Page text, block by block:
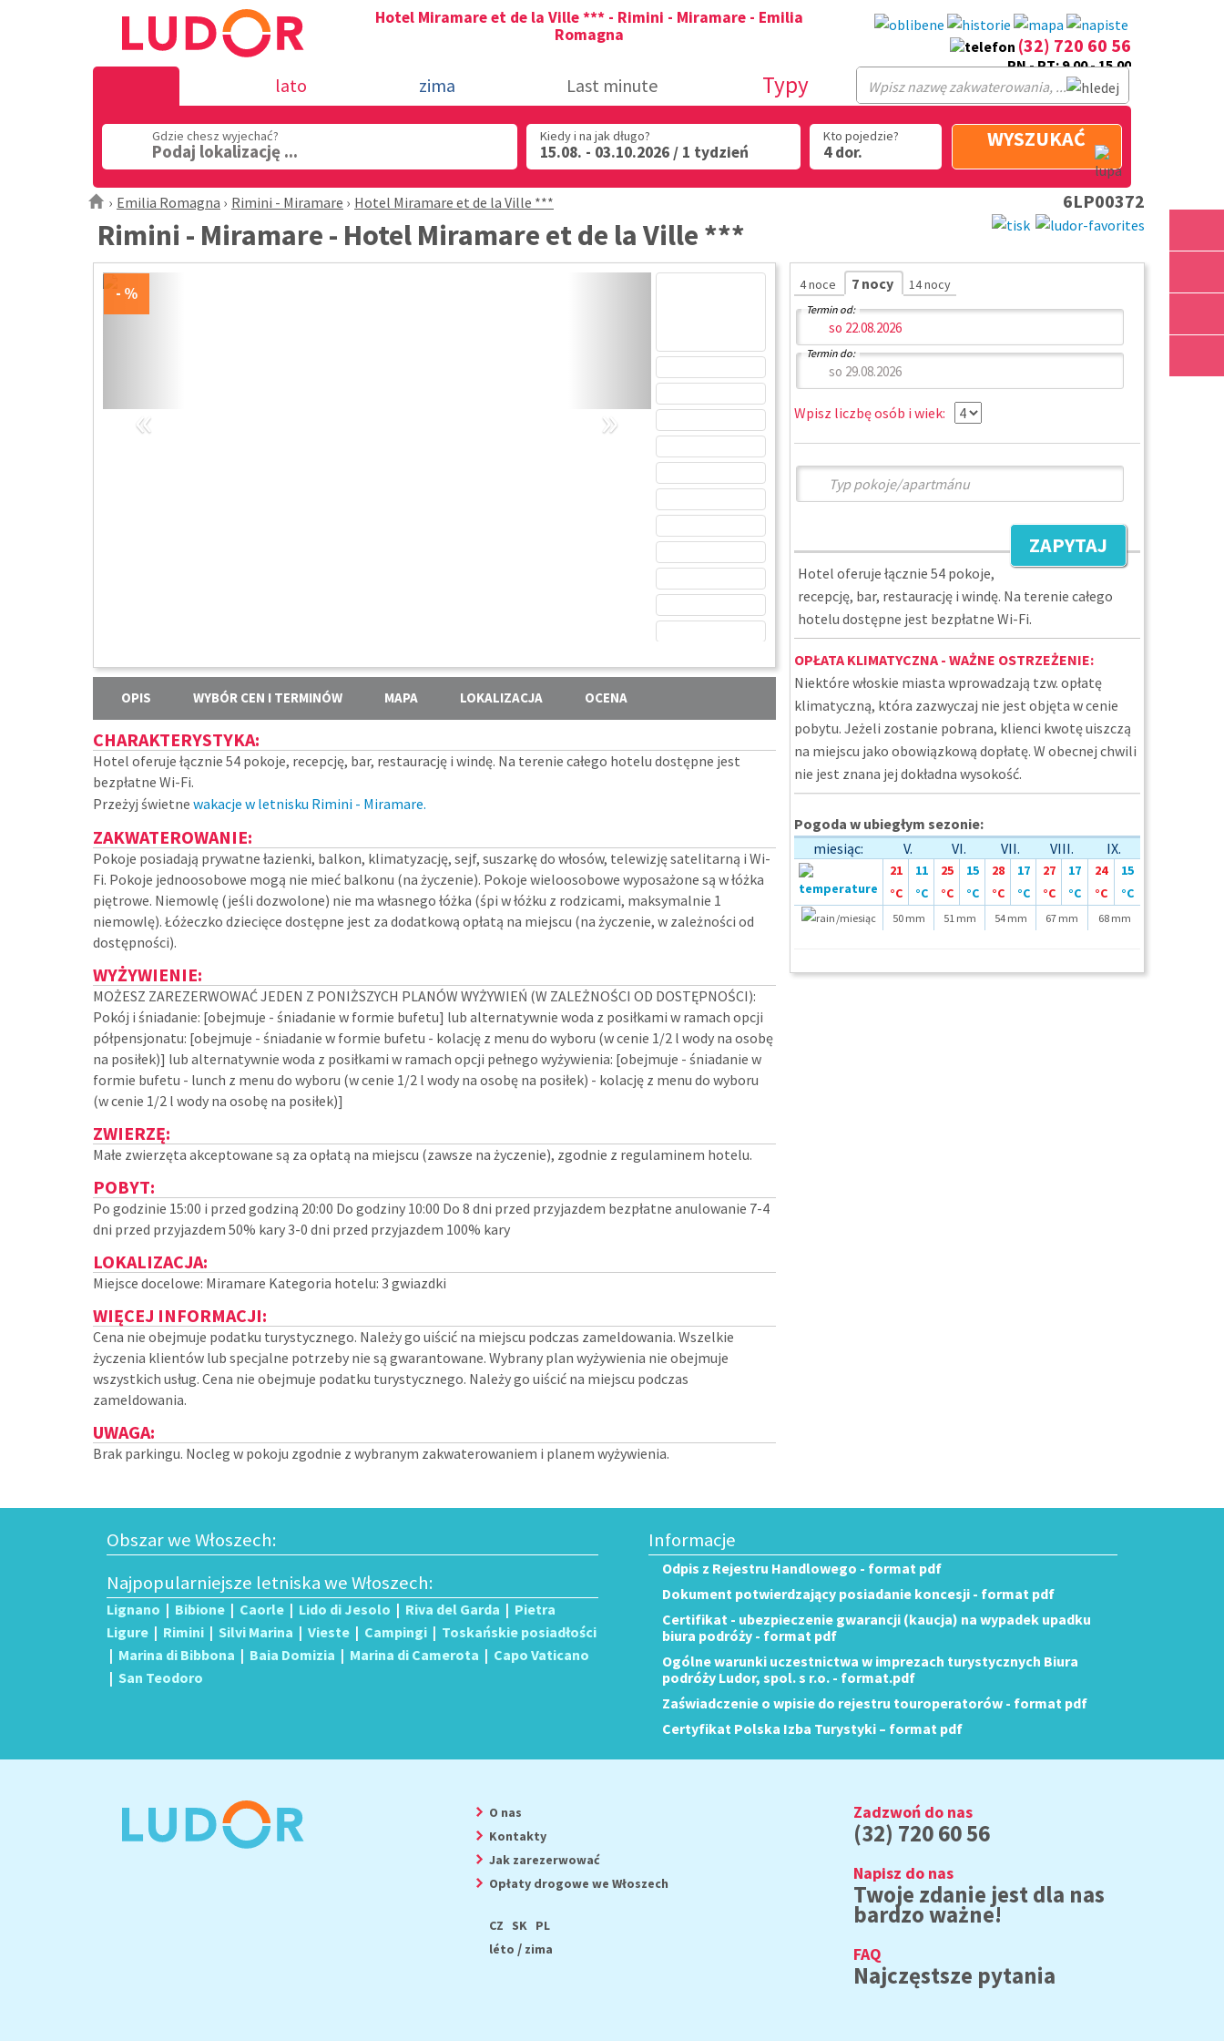
Hotel Miramare et de la Ville *** - Rimini - Miramare - Emilia
Romagna
(32) 720 60 56
PN - PT: 9.00 - 15.00
lato zima Last minute Typy
Gdzie chesz wyjechać?
Podaj lokalizację ...
Kiedy i na jak długo?
15.08. - 03.10.2026 / 1 tydzień
Kto pojedzie?
4 dor.
WYSZUKAĆ
Emilia Romagna Rimini - Miramare Hotel Miramare et de la Ville *** 6LP00372
Rimini - Miramare - Hotel Miramare et de la Ville ***
« »
OPIS WYBÓR CEN I TERMINÓW MAPA LOKALIZACJA OCENA
CHARAKTERYSTYKA:
Hotel oferuje łącznie 54 pokoje, recepcję, bar, restaurację i windę. Na terenie całego hotelu dostępne jest
bezpłatne Wi-Fi.
Przeżyj świetne wakacje w letnisku Rimini - Miramare.
ZAKWATEROWANIE:
Pokoje posiadają prywatne łazienki, balkon, klimatyzację, sejf, suszarkę do włosów, telewizję satelitarną i Wi-
Fi. Pokoje jednoosobowe mogą nie mieć balkonu (na życzenie). Pokoje wieloosobowe wyposażone są w łóżka
piętrowe. Niemowlę (jeśli dozwolone) nie ma własnego łóżka (śpi w łóżku z rodzicami, maksymalnie 1
niemowlę). Łóżeczko dziecięce dostępne jest za dodatkową opłatą na miejscu (na życzenie, w zależności od
dostępności).
WYŻYWIENIE:
MOŻESZ ZAREZERWOWAĆ JEDEN Z PONIŻSZYCH PLANÓW WYŻYWIEŃ (W ZALEŻNOŚCI OD DOSTĘPNOŚCI):
Pokój i śniadanie: [obejmuje - śniadanie w formie bufetu] lub alternatywnie woda z posiłkami w ramach opcji
półpensjonatu: [obejmuje - śniadanie w formie bufetu - kolację z menu do wyboru (w cenie 1/2 l wody na osobę
na posiłek)] lub alternatywnie woda z posiłkami w ramach opcji pełnego wyżywienia: [obejmuje - śniadanie w
formie bufetu - lunch z menu do wyboru (w cenie 1/2 l wody na osobę na posiłek) - kolację z menu do wyboru
(w cenie 1/2 l wody na osobę na posiłek)]
ZWIERZĘ:
Małe zwierzęta akceptowane są za opłatą na miejscu (zawsze na życzenie), zgodnie z regulaminem hotelu.
POBYT:
Po godzinie 15:00 i przed godziną 20:00 Do godziny 10:00 Do 8 dni przed przyjazdem bezpłatne anulowanie 7-4
dni przed przyjazdem 50% kary 3-0 dni przed przyjazdem 100% kary
LOKALIZACJA:
Miejsce docelowe: Miramare Kategoria hotelu: 3 gwiazdki
WIĘCEJ INFORMACJI:
Cena nie obejmuje podatku turystycznego. Należy go uiścić na miejscu podczas zameldowania. Wszelkie
życzenia klientów lub specjalne potrzeby nie są gwarantowane. Wybrany plan wyżywienia nie obejmuje
wszystkich usług. Cena nie obejmuje podatku turystycznego. Należy go uiścić na miejscu podczas
zameldowania.
UWAGA:
Brak parkingu. Nocleg w pokoju zgodnie z wybranym zakwaterowaniem i planem wyżywienia.
4 noce 7 nocy 14 nocy
Termin od:
Termin do:
Wpisz liczbę osób i wiek:
ZAPYTAJ
Hotel oferuje łącznie 54 pokoje,
recepcję, bar, restaurację i windę. Na terenie całego
hotelu dostępne jest bezpłatne Wi-Fi.
OPŁATA KLIMATYCZNA - WAŻNE OSTRZEŻENIE:
Niektóre włoskie miasta wprowadzają tzw. opłatę
klimatyczną, która zazwyczaj nie jest objęta w cenie
pobytu. Jeżeli zostanie pobrana, klienci kwotę uiszczą
na miejscu jako obowiązkową dopłatę. W obecnej chwili
nie jest znana jej dokładna wysokość.
Pogoda w ubiegłym sezonie:
miesiąc:
V. VI. VII. VIII. IX.
21
°C
11
°C
25
°C
15
°C
28
°C
17
°C
27
°C
17
°C
24
°C
15
°C
/miesiąc 50 mm 51 mm 54 mm 67 mm 68 mm
Obszar we Włoszech:
Najpopularniejsze letniska we Włoszech:
Lignano | Bibione | Caorle | Lido di Jesolo | Riva del Garda | Pietra
Ligure | Rimini | Silvi Marina | Vieste | Campingi | Toskańskie posiadłości
| Marina di Bibbona | Baia Domizia | Marina di Camerota | Capo Vaticano
| San Teodoro
Informacje
Odpis z Rejestru Handlowego - format pdf
Dokument potwierdzający posiadanie koncesji - format pdf
Certifikat - ubezpieczenie gwarancji (kaucja) na wypadek upadku
biura podróży - format pdf
Ogólne warunki uczestnictwa w imprezach turystycznych Biura
podróży Ludor, spol. s r.o. - format.pdf
Zaświadczenie o wpisie do rejestru touroperatorów - format pdf
Certyfikat Polska Izba Turystyki – format pdf
O nas
Kontakty
Jak zarezerwować
Opłaty drogowe we Włoszech
CZ SK PL
léto / zima
Zadzwoń do nas
(32) 720 60 56
Napisz do nas
Twoje zdanie jest dla nas
bardzo ważne!
FAQ
Najczęstsze pytania